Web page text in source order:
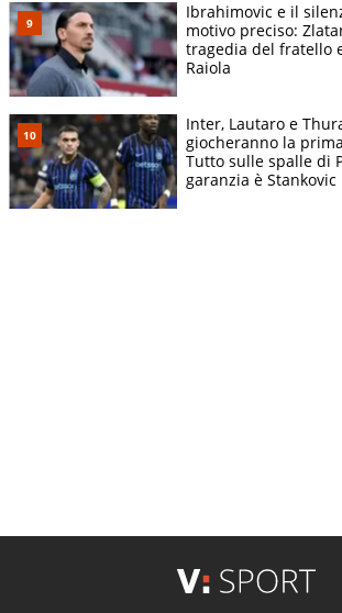
Ibrahimovic e il
motivo preciso:
tragedia del fratello
Raiola
Inter, Lautaro e
giocheranno la
Tutto sulle spalle di
garanzia è Stankovic